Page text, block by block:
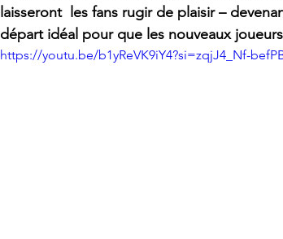
laisseront  les fans rugir de plaisir –
départ idéal pour que les nouveaux
https://youtu.be/b1yReVK9iY4?si=zqjJ4_Nf-